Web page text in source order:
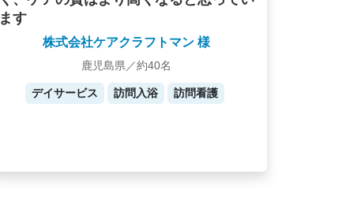
ます
株式会社ケアクラフトマン 様
鹿児島県／約40名
デイサービス 訪問入浴 訪問看護